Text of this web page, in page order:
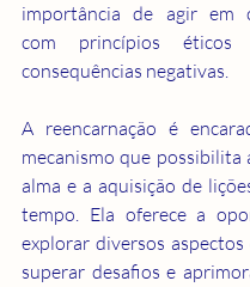
importância de agir em
com princípios éticos
consequências negativas.
A reencarnação é
mecanismo que possibilita
alma e a aquisição de
tempo. Ela oferece a
explorar diversos aspectos
superar desafios e